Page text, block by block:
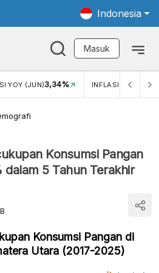
Indonesia
Masuk
YOY (JUN)3,34% INFLASI MOM
Konsumsi Pangan
dalam 5 Tahun Terakhir
Konsumsi Pangan di
Utara (2017-2025)